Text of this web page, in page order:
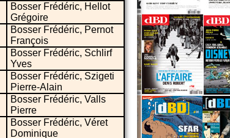
Bosser Frédéric, Hellot
Grégoire
Bosser Frédéric, Pernot
François
Bosser Frédéric, Schlirf
Yves
Bosser Frédéric, Szigeti
Pierre-Alain
Bosser Frédéric, Valls
Pierre
Bosser Frédéric, Véret
Dominique